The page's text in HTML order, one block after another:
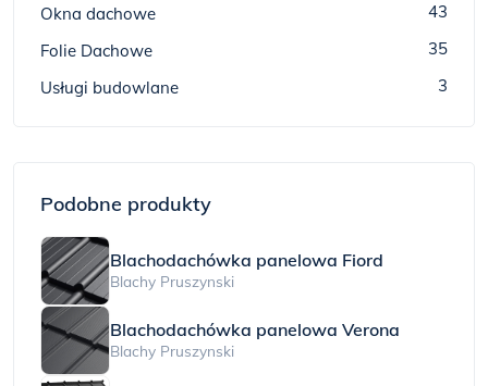
Okna dachowe
43
Folie Dachowe
35
Usługi budowlane
3
Podobne produkty
Blachodachówka panelowa Fiord
Blachy Pruszynski
Blachodachówka panelowa Verona
Blachy Pruszynski